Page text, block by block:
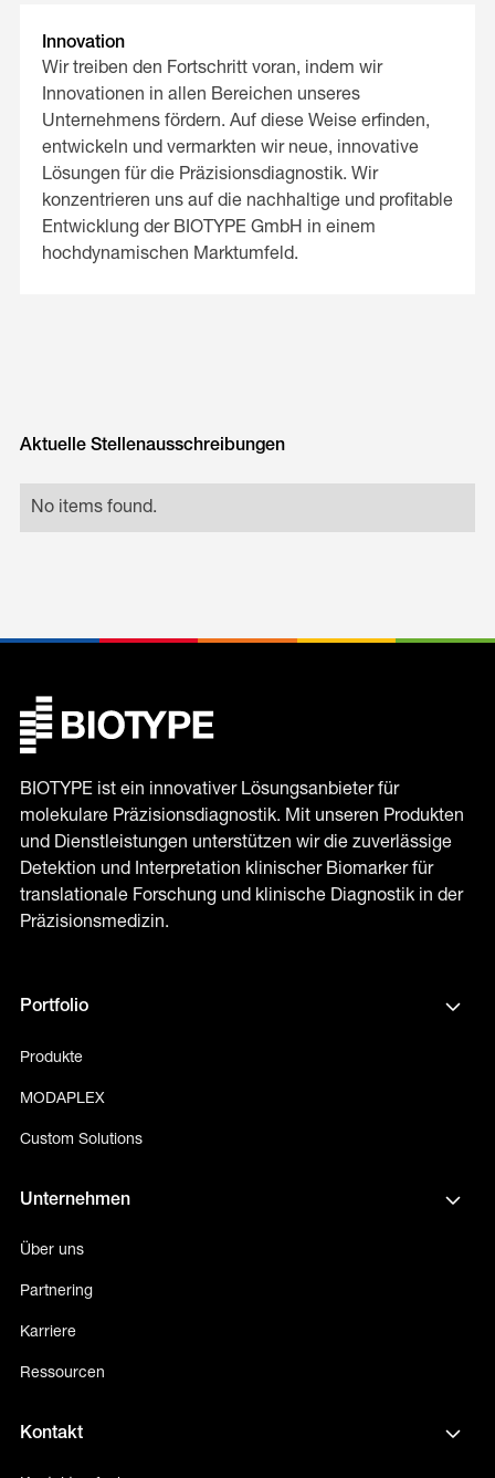
Innovation
Wir treiben den Fortschritt voran, indem wir
Innovationen in allen Bereichen unseres
Unternehmens fördern. Auf diese Weise erfinden,
entwickeln und vermarkten wir neue, innovative
Lösungen für die Präzisionsdiagnostik. Wir
konzentrieren uns auf die nachhaltige und profitable
Entwicklung der BIOTYPE GmbH in einem
hochdynamischen Marktumfeld.
Aktuelle Stellenausschreibungen
No items found.
BIOTYPE ist ein innovativer Lösungsanbieter für
molekulare Präzisionsdiagnostik. Mit unseren Produkten
und Dienstleistungen unterstützen wir die zuverlässige
Detektion und Interpretation klinischer Biomarker für
translationale Forschung und klinische Diagnostik in der
Präzisionsmedizin.
Portfolio
Produkte
MODAPLEX
Custom Solutions
Unternehmen
Über uns
Partnering
Karriere
Ressourcen
Kontakt